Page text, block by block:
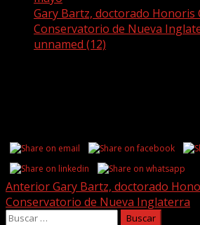
Gary Bartz, doctorado Honoris
Conservatorio de Nueva
unnamed (12)
Post
navigation
AnteriorGary Bartz, doctorado
Conservatorio de Nueva Inglaterra
Buscar: